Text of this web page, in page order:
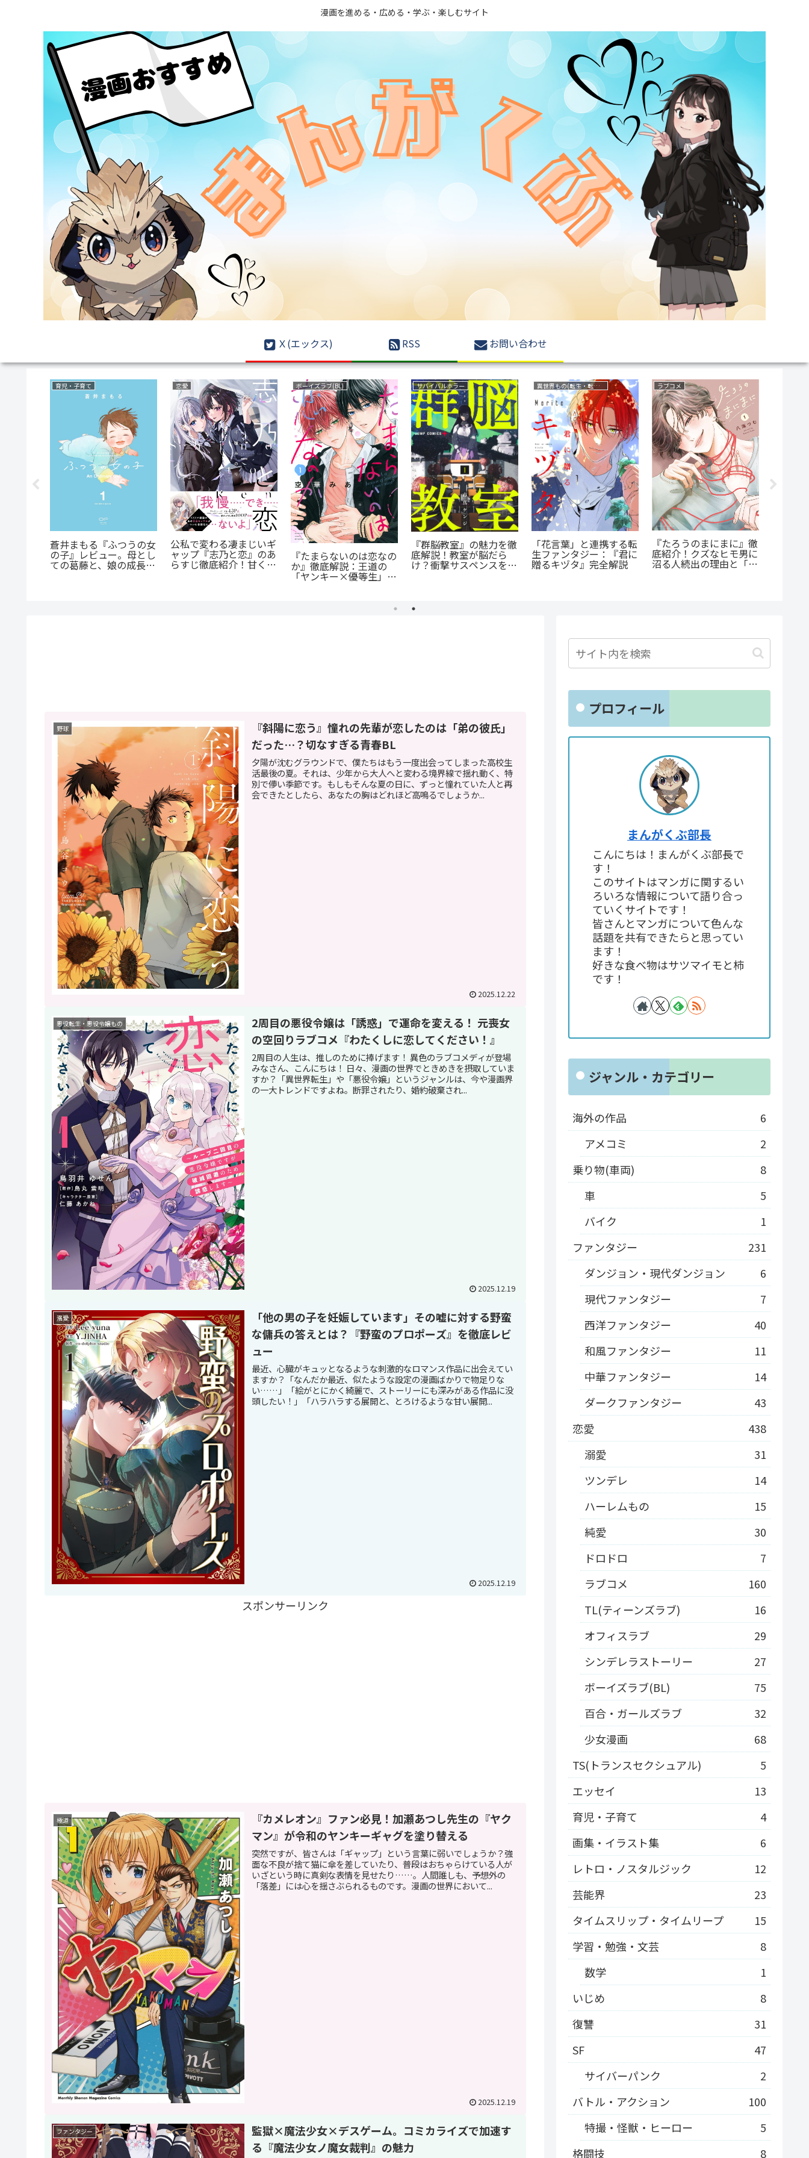
漫画を進める・広める・学ぶ・楽しむサイト
Ｘ(エックス) RSS お問い合わせ
育児・子育て
蒼井まもる『ふつうの女
の子』レビュー。母とし
ての葛藤と、娘の成長に
涙が止まらない
恋愛
公私で変わる凄まじいギ
ャップ『志乃と恋』のあ
らすじ徹底紹介！甘くて
ボーイズラブ(BL)
『たまらないのは恋なの
か』徹底解説：王道の
「ヤンキー×優等生」が
サバイバルホラー
『群脳教室』の魅力を徹
底解説！教室が脳だら
け？衝撃サスペンスを今
異世界もの(転生・転移・成り上がり・異世界ファンタジー)
「花言葉」と連携する転
生ファンタジー：『君に
贈るキヅタ』完全解説
ラブコメ
『たろうのまにまに』徹
底紹介！クズなヒモ男に
沼る人続出の理由と「ま
にまに」の意味とは？
野球
『斜陽に恋う』憧れの先輩が恋したのは「弟の彼氏」
だった…？切なすぎる青春BL
夕陽が沈むグラウンドで、僕たちはもう一度出会ってしまった高校生
活最後の夏。それは、少年から大人へと変わる境界線で揺れ動く、特
別で儚い季節です。もしもそんな夏の日に、ずっと憧れていた人と再
会できたとしたら、あなたの胸はどれほど高鳴るでしょうか...
2025.12.22
悪役転生・悪役令嬢もの
2周目の悪役令嬢は「誘惑」で運命を変える！ 元喪女
の空回りラブコメ『わたくしに恋してください！』
2周目の人生は、推しのために捧げます！ 異色のラブコメディが登場
みなさん、こんにちは！ 日々、漫画の世界でときめきを摂取していま
すか？「異世界転生」や「悪役令嬢」というジャンルは、今や漫画界
の一大トレンドですよね。断罪されたり、婚約破棄され...
2025.12.19
溺愛
「他の男の子を妊娠しています」その嘘に対する野蛮
な傭兵の答えとは？『野蛮のプロポーズ』を徹底レビ
ュー
最近、心臓がキュッとなるような刺激的なロマンス作品に出会えてい
ますか？「なんだか最近、似たような設定の漫画ばかりで物足りな
い……」「絵がとにかく綺麗で、ストーリーにも深みがある作品に没
頭したい！」「ハラハラする展開と、とろけるような甘い展開...
2025.12.19
スポンサーリンク
極道
『カメレオン』ファン必見！加瀬あつし先生の『ヤク
マン』が令和のヤンキーギャグを塗り替える
突然ですが、皆さんは「ギャップ」という言葉に弱いでしょうか？強
面な不良が捨て猫に傘を差していたり、普段はおちゃらけている人が
いざという時に真剣な表情を見せたり……。人間誰しも、予想外の
「落差」には心を揺さぶられるものです。漫画の世界において...
2025.12.19
ファンタジー
監獄×魔法少女×デスゲーム。コミカライズで加速す
る『魔法少女ノ魔女裁判』の魅力
プロフィール
まんがくぶ部長
こんにちは！まんがくぶ部長で
す！
このサイトはマンガに関するい
ろいろな情報について語り合っ
ていくサイトです！
皆さんとマンガについて色んな
話題を共有できたらと思ってい
ます！
好きな食べ物はサツマイモと柿
です！
ジャンル・カテゴリー
海外の作品
6
アメコミ
2
乗り物(車両)
8
車
5
バイク
1
ファンタジー
231
ダンジョン・現代ダンジョン
6
現代ファンタジー
7
西洋ファンタジー
40
和風ファンタジー
11
中華ファンタジー
14
ダークファンタジー
43
恋愛
438
溺愛
31
ツンデレ
14
ハーレムもの
15
純愛
30
ドロドロ
7
ラブコメ
160
TL(ティーンズラブ)
16
オフィスラブ
29
シンデレラストーリー
27
ボーイズラブ(BL)
75
百合・ガールズラブ
32
少女漫画
68
TS(トランスセクシュアル)
5
エッセイ
13
育児・子育て
4
画集・イラスト集
6
レトロ・ノスタルジック
12
芸能界
23
タイムスリップ・タイムリープ
15
学習・勉強・文芸
8
数学
1
いじめ
8
復讐
31
SF
47
サイバーパンク
2
バトル・アクション
100
特撮・怪獣・ヒーロー
5
格闘技
8